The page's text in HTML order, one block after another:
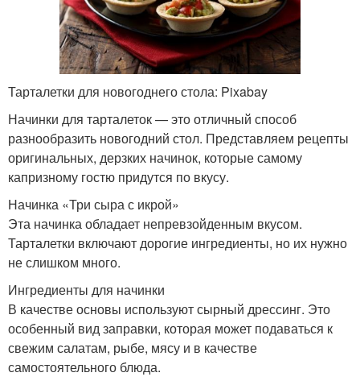
Тарталетки для новогоднего стола: Pixabay
Начинки для тарталеток — это отличный способ
разнообразить новогодний стол. Представляем рецепты
оригинальных, дерзких начинок, которые самому
капризному гостю придутся по вкусу.
Начинка «Три сыра с икрой»
Эта начинка обладает непревзойденным вкусом.
Тарталетки включают дорогие ингредиенты, но их нужно
не слишком много.
Ингредиенты для начинки
В качестве основы используют сырный дрессинг. Это
особенный вид заправки, которая может подаваться к
свежим салатам, рыбе, мясу и в качестве
самостоятельного блюда.